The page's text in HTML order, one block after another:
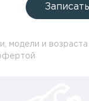
модели и возраста